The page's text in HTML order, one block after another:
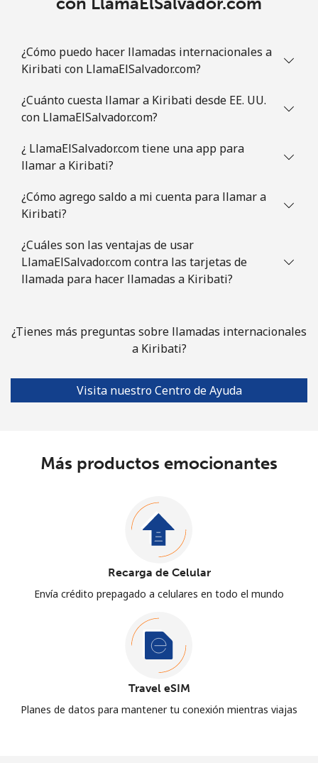
¿Cómo puedo hacer llamadas internacionales a
Kiribati con LlamaElSalvador.com?
¿Cuánto cuesta llamar a Kiribati desde EE. UU.
con LlamaElSalvador.com?
¿ LlamaElSalvador.com tiene una app para
llamar a Kiribati?
¿Cómo agrego saldo a mi cuenta para llamar a
Kiribati?
¿Cuáles son las ventajas de usar
LlamaElSalvador.com contra las tarjetas de
llamada para hacer llamadas a Kiribati?
¿Tienes más preguntas sobre llamadas internacionales
a Kiribati?
Visita nuestro Centro de Ayuda
Más productos emocionantes
Recarga de Celular
Envía crédito prepagado a celulares en todo el mundo
Travel eSIM
Planes de datos para mantener tu conexión mientras viajas